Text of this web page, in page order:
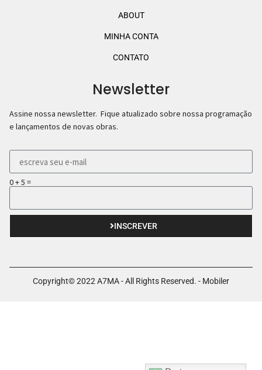
ABOUT
MINHA CONTA
CONTATO
Newsletter
Assine nossa newsletter. Fique atualizado sobre nossa programação
e lançamentos de novas obras.
0 + 5 =
INSCREVER
Copyright© 2022 A7MA - All Rights Reserved. - Mobiler